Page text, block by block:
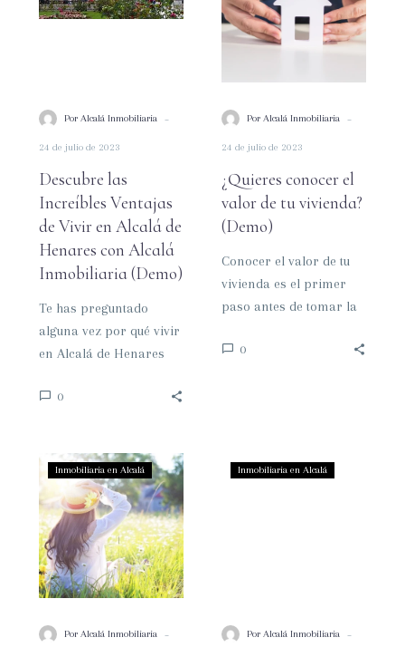
Ventajas
Henares
con
Alcalá
Inmobiliaria
(Demo)
Por Alcalá Inmobiliaria -
24 de julio de 2023
Descubre las
Increíbles Ventajas
de Vivir en Alcalá de
Henares con Alcalá
Inmobiliaria (Demo)
Te has preguntado
alguna vez por qué vivir
en Alcalá de Henares
decisión para ti y…
0
valor
de
vivienda?
Por Alcalá Inmobiliaria -
24 de julio de 2023
¿Quieres conocer el
valor de tu vivienda?
(Demo)
Conocer el valor de tu
vivienda es el primer
paso antes de tomar la
venta….
0
Ventajas
de
vender
tu
casa
en
verano
Inmobiliaria en Alcalá
Por Alcalá Inmobiliaria -
Cómo
Inmobiliaria en Alcalá
Por Alcalá Inmobiliaria -